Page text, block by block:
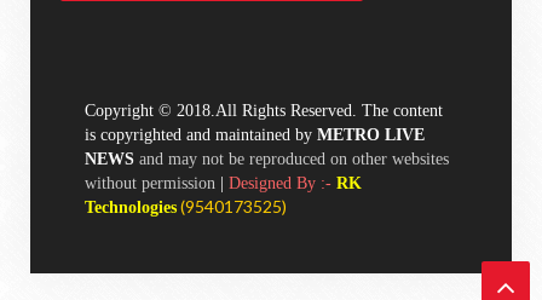
Copyright © 2018.All Rights Reserved. The content
is copyrighted and maintained by METRO LIVE
NEWS and may not be reproduced on other websites
without permission
Designed By :- RK
Technologies (9540173525)